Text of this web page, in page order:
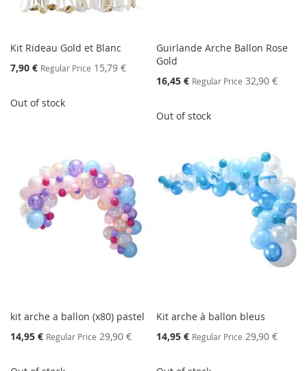
Kit Rideau Gold et Blanc
Special
Price
7,90 € Regular Price 15,79 €
Out of stock
Guirlande Arche Ballon Rose
Gold
Special
Price
16,45 € Regular Price 32,90 €
Out of stock
kit arche a ballon (x80) pastel
Special
Price
14,95 € Regular Price 29,90 €
Kit arche à ballon bleus
Special
Price
14,95 € Regular Price 29,90 €